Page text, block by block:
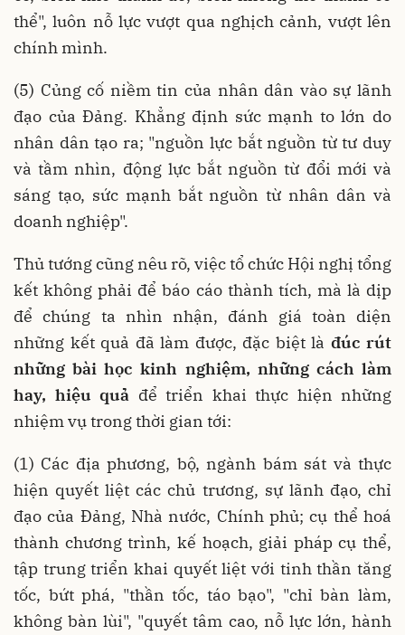
thể", luôn nỗ lực vượt qua nghịch cảnh, vượt lên
chính mình.
(5) Củng cố niềm tin của nhân dân vào sự lãnh
đạo của Đảng. Khẳng định sức mạnh to lớn do
nhân dân tạo ra; "nguồn lực bắt nguồn từ tư duy
và tầm nhìn, động lực bắt nguồn từ đổi mới và
sáng tạo, sức mạnh bắt nguồn từ nhân dân và
doanh nghiệp".
Thủ tướng cũng nêu rõ, việc tổ chức Hội nghị tổng
kết không phải để báo cáo thành tích, mà là dịp
để chúng ta nhìn nhận, đánh giá toàn diện
những kết quả đã làm được, đặc biệt là đúc rút
những bài học kinh nghiệm, những cách làm
hay, hiệu quả để triển khai thực hiện những
nhiệm vụ trong thời gian tới:
(1) Các địa phương, bộ, ngành bám sát và thực
hiện quyết liệt các chủ trương, sự lãnh đạo, chỉ
đạo của Đảng, Nhà nước, Chính phủ; cụ thể hoá
thành chương trình, kế hoạch, giải pháp cụ thể,
tập trung triển khai quyết liệt với tinh thần tăng
tốc, bứt phá, "thần tốc, táo bạo", "chỉ bàn làm,
không bàn lùi", "quyết tâm cao, nỗ lực lớn, hành